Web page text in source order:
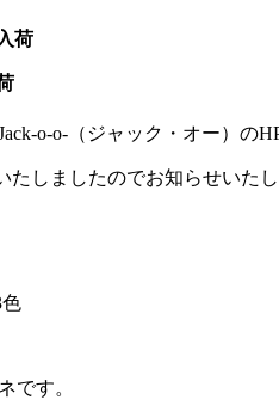
o-o-（ジャック・オー）の
しましたのでお知らせいたし
です。